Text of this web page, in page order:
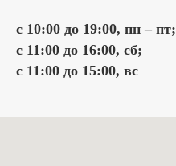
с 10:00 до 19:00, пн – пт;
с 11:00 до 16:00, cб;
с 11:00 до 15:00, вс